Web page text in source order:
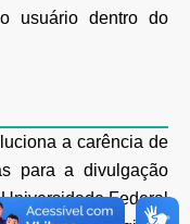
usuário dentro do
a carência de
para a divulgação
Federal